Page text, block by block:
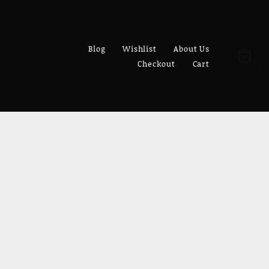
Blog Wishlist
About Us
Checkout
Cart